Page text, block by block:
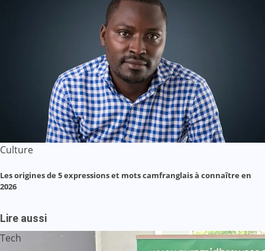
Culture
Les origines de 5 expressions et mots camfranglais à connaître en
2026
Lire aussi
Tech